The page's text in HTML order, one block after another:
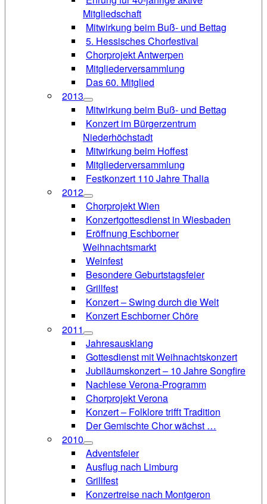
Mitgliedschaft
Mitwirkung beim Buß- und Bettag
5. Hessisches Chorfestival
Chorprojekt Antwerpen
Mitgliederversammlung
Das 60. Mitglied
2013
Mitwirkung beim Buß- und Bettag
Konzert im Bürgerzentrum
Niederhöchstadt
Mitwirkung beim Hoffest
Mitgliederversammlung
Festkonzert 110 Jahre Thalia
2012
Chorprojekt Wien
Konzertgottesdienst in Wiesbaden
Eröffnung Eschborner
Weihnachtsmarkt
Weinfest
Besondere Geburtstagsfeier
Grillfest
Konzert – Swing durch die Welt
Konzert Eschborner Chöre
2011
Jahresausklang
Gottesdienst mit Weihnachtskonzert
Jubiläumskonzert – 10 Jahre Songfire
Nachlese Verona-Programm
Chorprojekt Verona
Konzert – Folklore trifft Tradition
Der Gemischte Chor wächst …
2010
Adventsfeier
Ausflug nach Limburg
Grillfest
Konzertreise nach Montgeron